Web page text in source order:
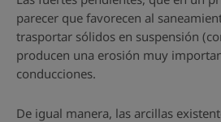
parecer que favorecen al
trasportar sólidos en suspensión
producen una erosión muy
conducciones.
De igual manera, las arcillas